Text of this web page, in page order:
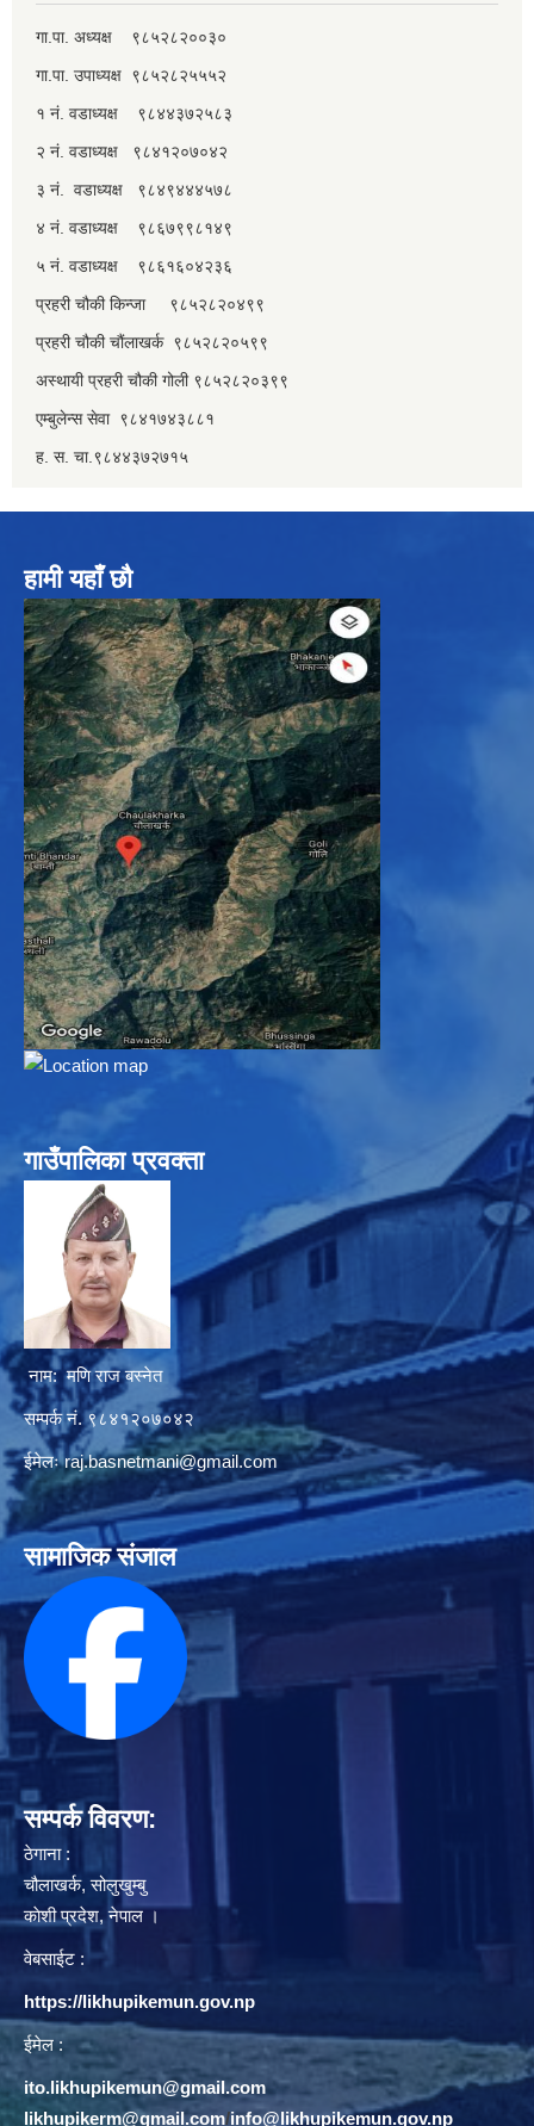
गा.पा. अध्यक्ष ९८५२८२००३०
गा.पा. उपाध्यक्ष ९८५२८२५५५२
१ नं. वडाध्यक्ष ९८४४३७२५८३
२ नं. वडाध्यक्ष ९८४१२०७०४२
३ नं. वडाध्यक्ष ९८४९४४४५७८
४ नं. वडाध्यक्ष ९८६७९९८१४९
५ नं. वडाध्यक्ष ९८६१६०४२३६
प्रहरी चौकी किन्जा ९८५२८२०४९९
प्रहरी चौकी चौंलाखर्क ९८५२८२०५९९
अस्थायी प्रहरी चौकी गोली ९८५२८२०३९९
एम्बुलेन्स सेवा ९८४१७४३८८१
ह. स. चा.९८४४३७२७१५
हामी यहाँ छौ
गाउँपालिका प्रवक्ता
नाम: मणि राज बस्नेत
सम्पर्क नं. ९८४१२०७०४२
ईमेलःraj.basnetmani@gmail.com
सामाजिक संजाल
सम्पर्क विवरण:
ठेगाना :
चौलाखर्क, सोलुखुम्बु
काेशी प्रदेश, नेपाल ।
वेबसाईट :
https://likhupikemun.gov.np
ईमेल :
ito.likhupikemun@gmail.com
likhupikerm@gmail.com/info@likhupikemun.gov.np